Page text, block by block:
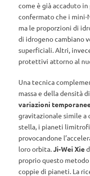
come è già accaduto
confermato che i mini-
ma le proporzioni di
di idrogeno cambiano
superficiali. Altri,
protettivi attorno al
Una tecnica
massa e della densità
variazioni
gravitazionale simile a
stella, i pianeti
provocandone
loro orbita.Ji-Wei Xie
proprio questo metodo
coppie di pianeti. La